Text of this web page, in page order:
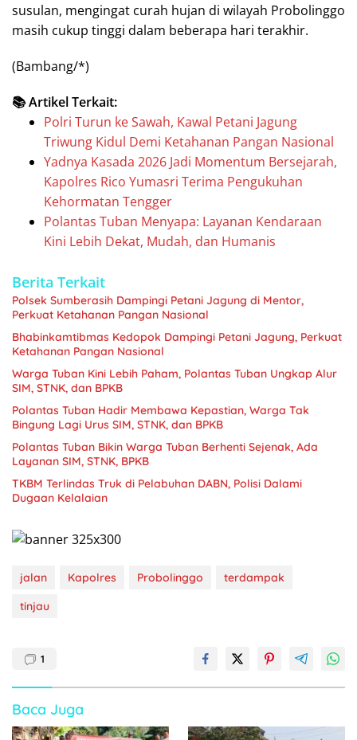
susulan, mengingat curah hujan di wilayah Probolinggo
masih cukup tinggi dalam beberapa hari terakhir.
(Bambang/*)
📚 Artikel Terkait:
Polri Turun ke Sawah, Kawal Petani Jagung
Triwung Kidul Demi Ketahanan Pangan Nasional
Yadnya Kasada 2026 Jadi Momentum Bersejarah,
Kapolres Rico Yumasri Terima Pengukuhan
Kehormatan Tengger
Polantas Tuban Menyapa: Layanan Kendaraan
Kini Lebih Dekat, Mudah, dan Humanis
Berita Terkait
Polsek Sumberasih Dampingi Petani Jagung di Mentor,
Perkuat Ketahanan Pangan Nasional
Bhabinkamtibmas Kedopok Dampingi Petani Jagung, Perkuat
Ketahanan Pangan Nasional
Warga Tuban Kini Lebih Paham, Polantas Tuban Ungkap Alur
SIM, STNK, dan BPKB
Polantas Tuban Hadir Membawa Kepastian, Warga Tak
Bingung Lagi Urus SIM, STNK, dan BPKB
Polantas Tuban Bikin Warga Tuban Berhenti Sejenak, Ada
Layanan SIM, STNK, BPKB
TKBM Terlindas Truk di Pelabuhan DABN, Polisi Dalami
Dugaan Kelalaian
jalan Kapolres Probolinggo
terdampak
tinjau
1
Baca Juga